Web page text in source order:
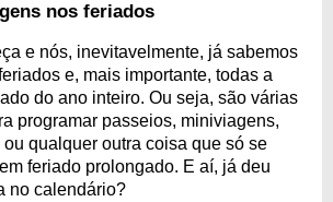
nos feriados
e nós, inevitavelmente, já sabemos
e, mais importante, todas a
do ano inteiro. Ou seja, são várias
programar passeios, miniviagens,
qualquer outra coisa que só se
feriado prolongado. E aí, já deu
no calendário?